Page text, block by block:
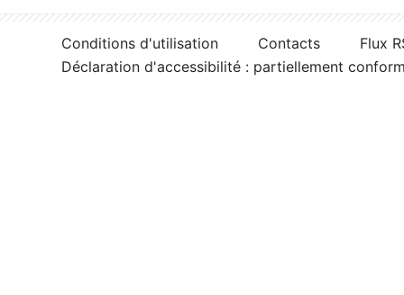
Conditions d'utilisation Contacts
Flux
Déclaration d'accessibilité : partiellement